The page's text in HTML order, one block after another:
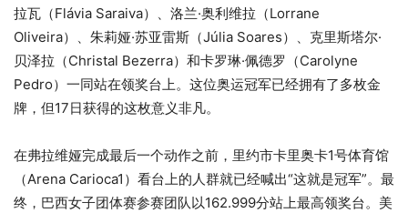
拉瓦（Flávia Saraiva）、洛兰·奥利维拉（Lorrane
Oliveira）、朱莉娅·苏亚雷斯（Júlia Soares）、克里斯塔尔·
贝泽拉（Christal Bezerra）和卡罗琳·佩德罗（Carolyne
Pedro）一同站在领奖台上。这位奥运冠军已经拥有了多枚金
牌，但17日获得的这枚意义非凡。
在弗拉维娅完成最后一个动作之前，里约市卡里奥卡1号体育馆
（Arena Carioca1）看台上的人群就已经喊出“这就是冠军”。最
终，巴西女子团体赛参赛团队以162.999分站上最高领奖台。美